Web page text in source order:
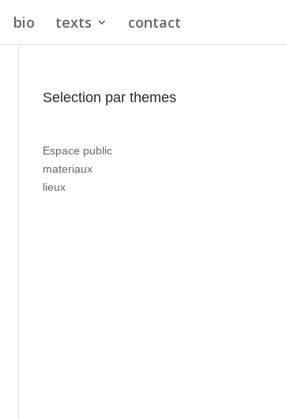
bio texts contact
Selection par themes
Espace public
materiaux
lieux